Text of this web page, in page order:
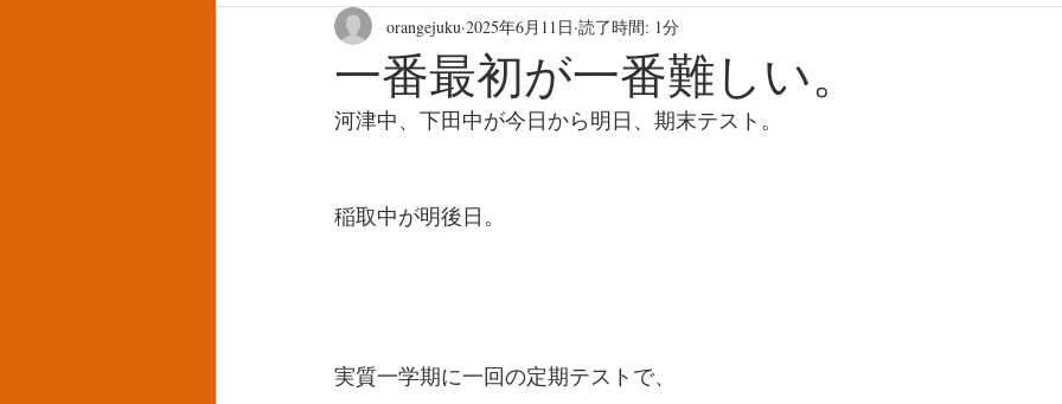
一番最初が一番難しい。
orangejuku 2025年6月11日 読了時間: 1分
河津中、下田中が今日から明日、期末テスト。
稲取中が明後日。
実質一学期に一回の定期テストで、